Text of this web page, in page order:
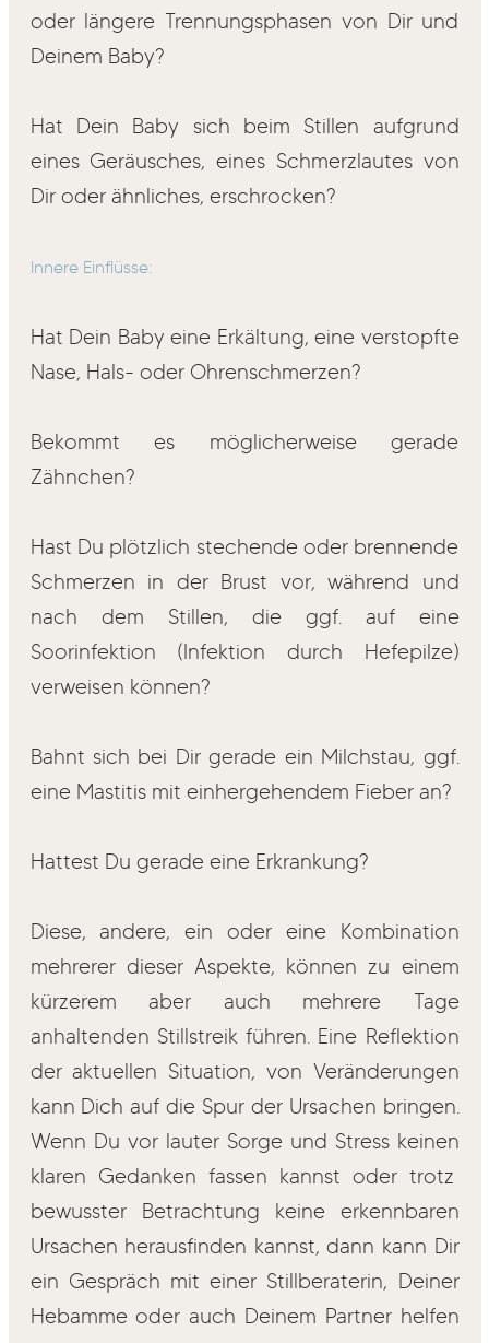
oder längere Trennungsphasen von Dir und
Deinem Baby?
Hat Dein Baby sich beim Stillen aufgrund
eines Geräusches, eines Schmerzlautes von
Dir oder ähnliches, erschrocken?
Innere Einflüsse:
Hat Dein Baby eine Erkältung, eine verstopfte
Nase, Hals- oder Ohrenschmerzen?
Bekommt es möglicherweise gerade
Zähnchen?
Hast Du plötzlich stechende oder brennende
Schmerzen in der Brust vor, während und
nach dem Stillen, die ggf. auf eine
Soorinfektion (Infektion durch Hefepilze)
verweisen können?
Bahnt sich bei Dir gerade ein Milchstau, ggf.
eine Mastitis mit einhergehendem Fieber an?
Hattest Du gerade eine Erkrankung?
Diese, andere, ein oder eine Kombination
mehrerer dieser Aspekte, können zu einem
kürzerem aber auch mehrere Tage
anhaltenden Stillstreik führen. Eine Reflektion
der aktuellen Situation, von Veränderungen
kann Dich auf die Spur der Ursachen bringen.
Wenn Du vor lauter Sorge und Stress keinen
klaren Gedanken fassen kannst oder trotz
bewusster Betrachtung keine erkennbaren
Ursachen herausfinden kannst, dann kann Dir
ein Gespräch mit einer Stillberaterin, Deiner
Hebamme oder auch Deinem Partner helfen